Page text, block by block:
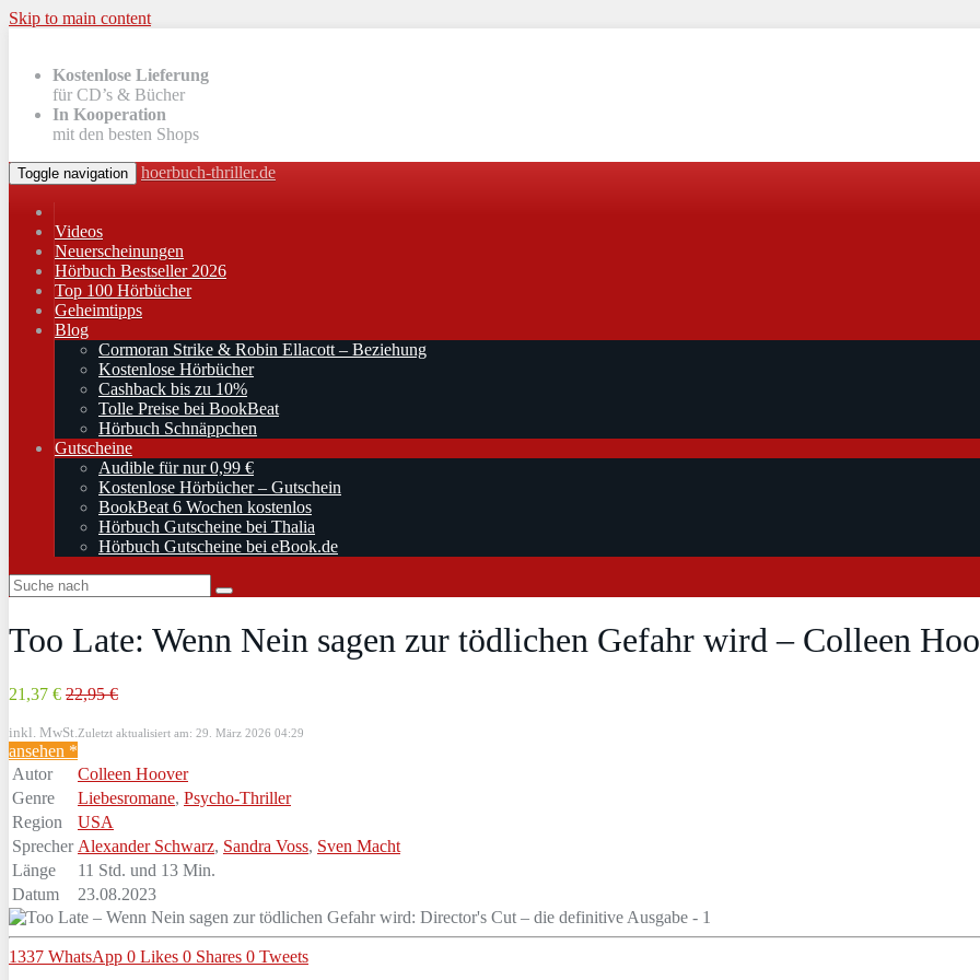
Skip to main content
Kostenlose Lieferung
für CD’s & Bücher
In Kooperation
mit den besten Shops
Toggle navigation hoerbuch-thriller.de
Videos
Neuerscheinungen
Hörbuch Bestseller 2026
Top 100 Hörbücher
Geheimtipps
Blog
Cormoran Strike & Robin Ellacott – Beziehung
Kostenlose Hörbücher
Cashback bis zu 10%
Tolle Preise bei BookBeat
Hörbuch Schnäppchen
Gutscheine
Audible für nur 0,99 €
Kostenlose Hörbücher – Gutschein
BookBeat 6 Wochen kostenlos
Hörbuch Gutscheine bei Thalia
Hörbuch Gutscheine bei eBook.de
Too Late: Wenn Nein sagen zur tödlichen Gefahr wird – Colleen
21,37 € 22,95 €
inkl. MwSt. Zuletzt aktualisiert am: 29. März 2026 04:29
ansehen *
Autor
Colleen Hoover
Genre
Liebesromane, Psycho-Thriller
Region
USA
Sprecher Alexander Schwarz, Sandra Voss, Sven Macht
Länge
11 Std. und 13 Min.
Datum
23.08.2023
1337 WhatsApp 0 Likes 0 Shares 0 Tweets